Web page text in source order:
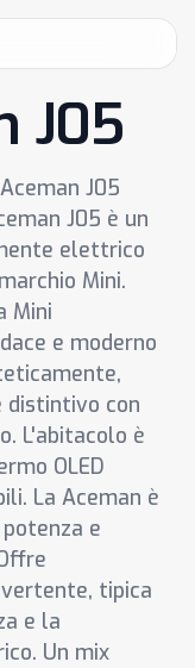
J05
J05
J05 è un
elettrico
Mini.
Mini
e moderno
con
L'abitacolo è
OLED
La Aceman è
e
tipica
e la
Un mix